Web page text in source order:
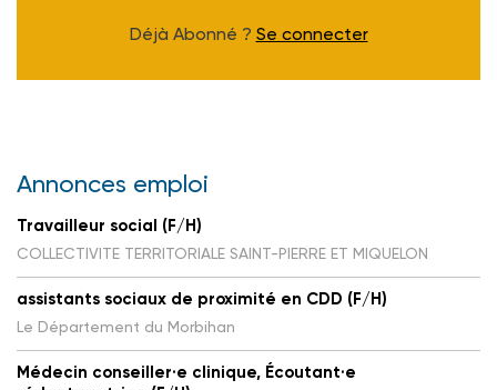
Déjà Abonné ? Se connecter
Annonces emploi
Travailleur social (F/H)
COLLECTIVITE TERRITORIALE SAINT-PIERRE ET MIQUELON
assistants sociaux de proximité en CDD (F/H)
Le Département du Morbihan
Médecin conseiller·e clinique, Écoutant·e